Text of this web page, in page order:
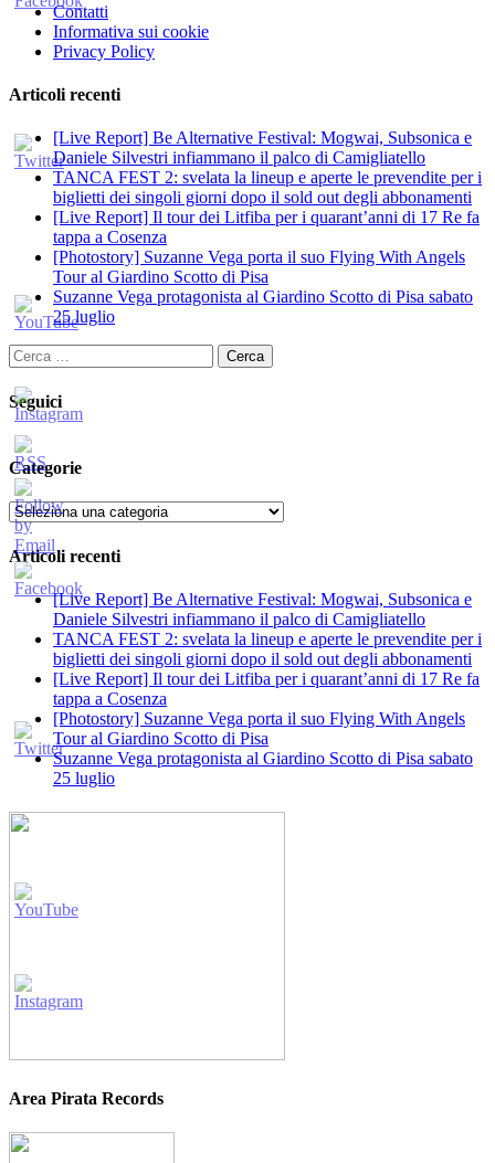
Contatti
Informativa sui cookie
Privacy Policy
Articoli recenti
[Live Report] Be Alternative Festival: Mogwai, Subsonica e
Daniele Silvestri infiammano il palco di Camigliatello
TANCA FEST 2: svelata la lineup e aperte le prevendite per i
biglietti dei singoli giorni dopo il sold out degli abbonamenti
[Live Report] Il tour dei Litfiba per i quarant’anni di 17 Re fa
tappa a Cosenza
[Photostory] Suzanne Vega porta il suo Flying With Angels
Tour al Giardino Scotto di Pisa
Suzanne Vega protagonista al Giardino Scotto di Pisa sabato
25 luglio
Ricerca
per:
Seguici
Categorie
Categorie
Articoli recenti
[Live Report] Be Alternative Festival: Mogwai, Subsonica e
Daniele Silvestri infiammano il palco di Camigliatello
TANCA FEST 2: svelata la lineup e aperte le prevendite per i
biglietti dei singoli giorni dopo il sold out degli abbonamenti
[Live Report] Il tour dei Litfiba per i quarant’anni di 17 Re fa
tappa a Cosenza
[Photostory] Suzanne Vega porta il suo Flying With Angels
Tour al Giardino Scotto di Pisa
Suzanne Vega protagonista al Giardino Scotto di Pisa sabato
25 luglio
Area Pirata Records